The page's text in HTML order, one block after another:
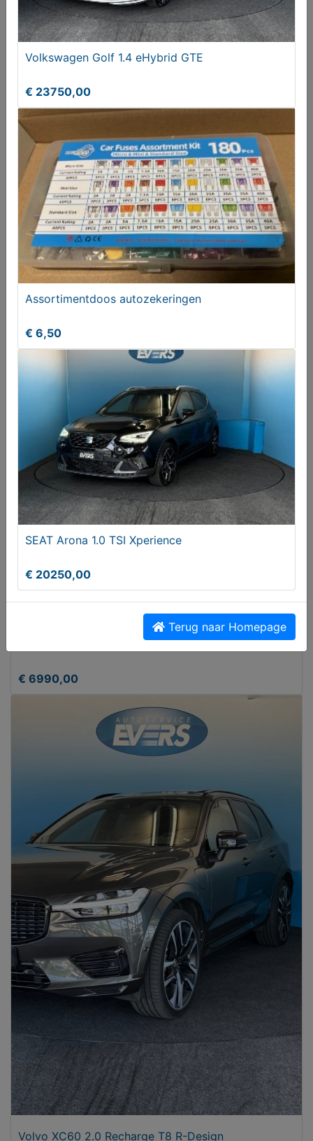
SEAT Arona 1.0 TSI Xperience
€ 20250,00
Audi A1 Sportback 25 TFSI S-Line AUTOMAAT, LM
velgen 18 inch
€ 23750,00
Ford Fiesta 1.0 Style, Airco 4 Seizoenen banden
€ 6990,00
Volvo XC60 2.0 Recharge T8 R-Design
Volkswagen Golf 1.4 eHybrid GTE
€ 23750,00
Assortimentdoos autozekeringen
€ 6,50
SEAT Arona 1.0 TSI Xperience
€ 20250,00
Terug naar Homepage